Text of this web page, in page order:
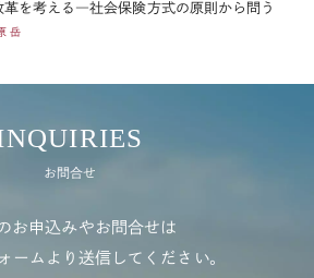
革を考える―社会保険方式の原則から問う
岳
お問合せ
お申込みやお問合せは
ームより送信してください。